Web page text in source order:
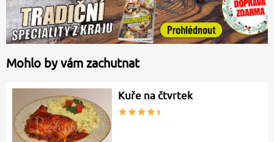
Mohlo by vám zachutnat
Kuře na čtvrtek